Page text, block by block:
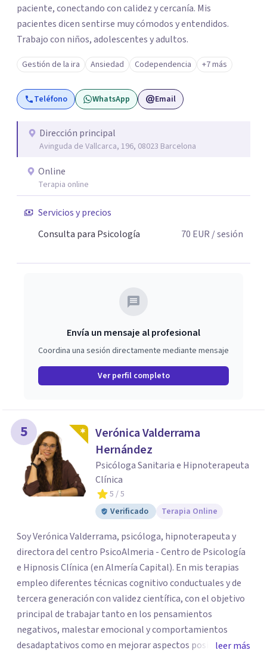
paciente, conectando con calidez y cercanía. Mis
pacientes dicen sentirse muy cómodos y entendidos.
Trabajo con niños, adolescentes y adultos.
Gestión de la ira Ansiedad Codependencia +7 más
Teléfono WhatsApp Email
Dirección principal
Avinguda de Vallcarca, 196, 08023 Barcelona
Online
Terapia online
Servicios y precios
Consulta para Psicología
70 EUR / sesión
Envía un mensaje al profesional
Coordina una sesión directamente mediante mensaje
Ver perfil completo
5
Verónica Valderrama
Hernández
Psicóloga Sanitaria e Hipnoterapeuta
Clínica
5 / 5
Verificado
Terapia Online
Soy Verónica Valderrama, psicóloga, hipnoterapeuta y
directora del centro PsicoAlmeria - Centro de Psicología
e Hipnosis Clínica (en Almería Capital). En mis terapias
empleo diferentes técnicas cognitivo conductuales y de
tercera generación con validez científica, con el objetivo
principal de trabajar tanto en los pensamientos
negativos, malestar emocional y comportamientos
desadaptativos como en mejorar aspectos positivos,leer más